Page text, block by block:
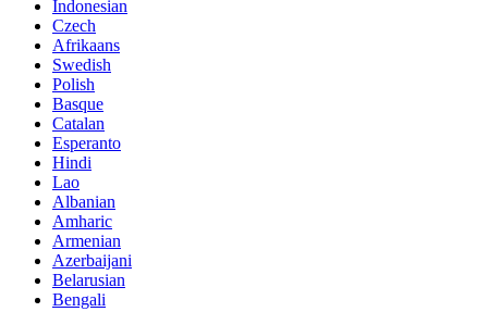
Indonesian
Czech
Afrikaans
Swedish
Polish
Basque
Catalan
Esperanto
Hindi
Lao
Albanian
Amharic
Armenian
Azerbaijani
Belarusian
Bengali